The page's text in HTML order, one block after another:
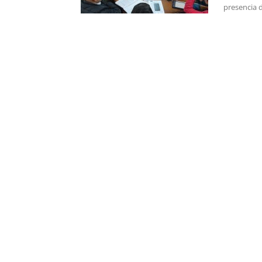
presencia